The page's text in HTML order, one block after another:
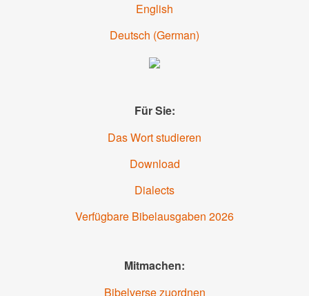
English
Deutsch (German)
Für Sie:
Das Wort studieren
Download
Dialects
Verfügbare Bibelausgaben 2026
Mitmachen:
Bibelverse zuordnen